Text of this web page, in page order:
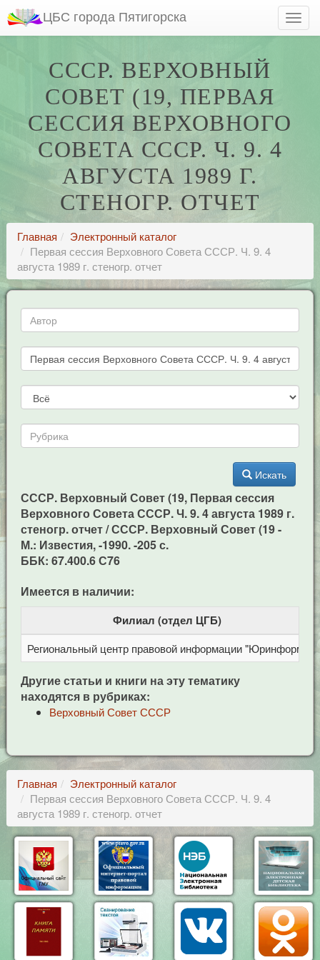
ЦБС города Пятигорска
СССР. ВЕРХОВНЫЙ
СОВЕТ (19, ПЕРВАЯ
СЕССИЯ ВЕРХОВНОГО
СОВЕТА СССР. Ч. 9. 4
АВГУСТА 1989 Г.
СТЕНОГР. ОТЧЕТ
Главная
Электронный каталог
Первая сессия Верховного Совета СССР. Ч. 9. 4
августа 1989 г. стеногр. отчет
Искать
СССР. Верховный Совет (19, Первая сессия
Верховного Совета СССР. Ч. 9. 4 августа 1989 г.
стеногр. отчет / СССР. Верховный Совет (19 -
М.: Известия, -1990. -205 с.
ББК: 67.400.6 С76
Имеется в наличии:
Филиал (отдел ЦГБ)
Региональный центр правовой информации "Юринформ"
Другие статьи и книги на эту тематику
находятся в рубриках:
Верховный Совет СССР
Главная
Электронный каталог
Первая сессия Верховного Совета СССР. Ч. 9. 4
августа 1989 г. стеногр. отчет